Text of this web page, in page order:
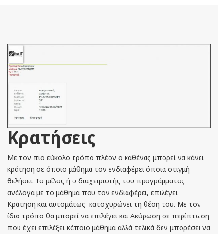
Κρατήσεις
Με τον πιο εύκολο τρόπο πλέον ο καθένας μπορεί να κάνει
κράτηση σε όποιο μάθημα τον ενδιαφέρει όποια στιγμή
θελήσει. Το μέλος ή ο διαχειριστής του προγράμματος
ανάλογα με το μάθημα που τον ενδιαφέρει, επιλέγει
Κράτηση και αυτομάτως κατοχυρώνει τη θέση του. Με τον
ίδιο τρόπο θα μπορεί να επιλέγει και Ακύρωση σε περίπτωση
που έχει επιλέξει κάποιο μάθημα αλλά τελικά δεν μπορέσει να